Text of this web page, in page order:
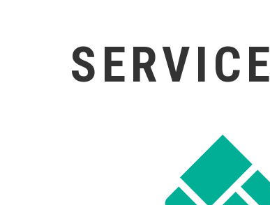
SERVICE